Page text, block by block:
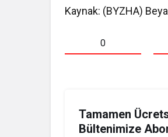
Kaynak: (BYZHA)
0
Tamamen
Bültenimize